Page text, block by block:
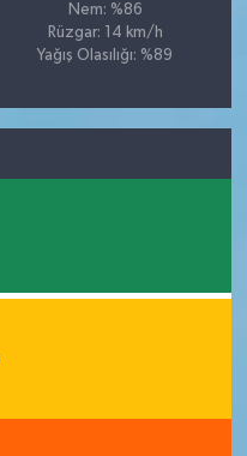
Nem: %86
Rüzgar: 14 km/h
Yağış Olasılığı: %89